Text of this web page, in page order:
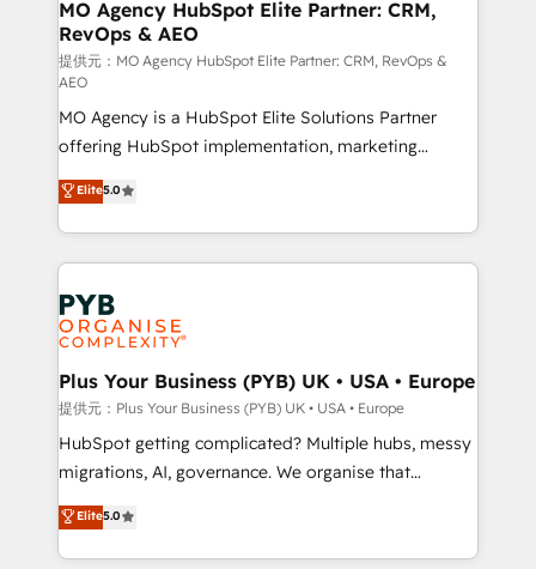
architectures that accelerate revenue operations and
performance. - Multi-object CRM migration, cleanup,
and implementation. - Pre-built and custom
integrations across your full tech stack. - Custom
object setup, CMS builds, and full-funnel automation.
- Dashboards, lifecycle campaigns, and lead
nurturing sequences. - Cross-hub setup across
Marketing, Sales, Operations, and Service Hubs. -
Ongoing optimization, managed support, and
scalable retainers. Let’s make HubSpot your most
powerful growth engine. Built to convert, scale, and
drive results.
MO Agency HubSpot Elite Partner: CRM,
RevOps & AEO
提供元：MO Agency HubSpot Elite Partner: CRM, RevOps &
AEO
MO Agency is a HubSpot Elite Solutions Partner
offering HubSpot implementation, marketing
automation, CRM and RevOps consulting, data
architecture, sales enablement, lifecycle automation,
lead scoring and revenue reporting. HubSpot,
Salesforce and integrated enterprise stacks. Digital
Marketing, Answer Engine Optimisation, and
Generative Engine Optimisation (AI Search),
HubSpot Content Hub, WordPress development,
B2B SEO, paid media, and content. We work with
enterprise and growth-led companies across
technology, professional services, financial services
and industrial sectors. Offices in Johannesburg, Cape
implementations delivered. AI visibility coverage
across ChatGPT, Claude, Perplexity, Gemini and
Elite5.0
Plus Your Business (PYB) UK • USA • Europe
提供元：Plus Your Business (PYB) UK • USA • Europe
HubSpot getting complicated? Multiple hubs, messy
migrations, AI, governance. We organise that
complexity, so your team can put HubSpot to work...
Welcome to our Profile! We help with: • CRM
implementation, reports, workflows, and team
Elite5.0